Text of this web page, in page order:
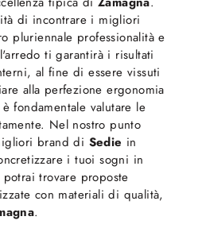
di incontrare i migliori
pluriennale professionalità e
ti garantirà i risultati
al fine di essere vissuti
alla perfezione ergonomia
fondamentale valutare le
Nel nostro punto
brand di Sedie in
i tuoi sogni in
trovare proposte
con materiali di qualità,
.